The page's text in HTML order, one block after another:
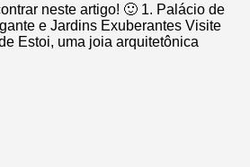
neste artigo! 🙂 1. Palácio de
e Jardins Exuberantes Visite
Estoi, uma joia arquitetônica